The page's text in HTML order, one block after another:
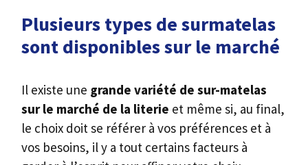
Plusieurs types de surmatelas
sont disponibles sur le marché
Il existe une grande variété de sur-matelas
sur le marché de la literie et même si, au final,
le choix doit se référer à vos préférences et à
vos besoins, il y a tout certains facteurs à